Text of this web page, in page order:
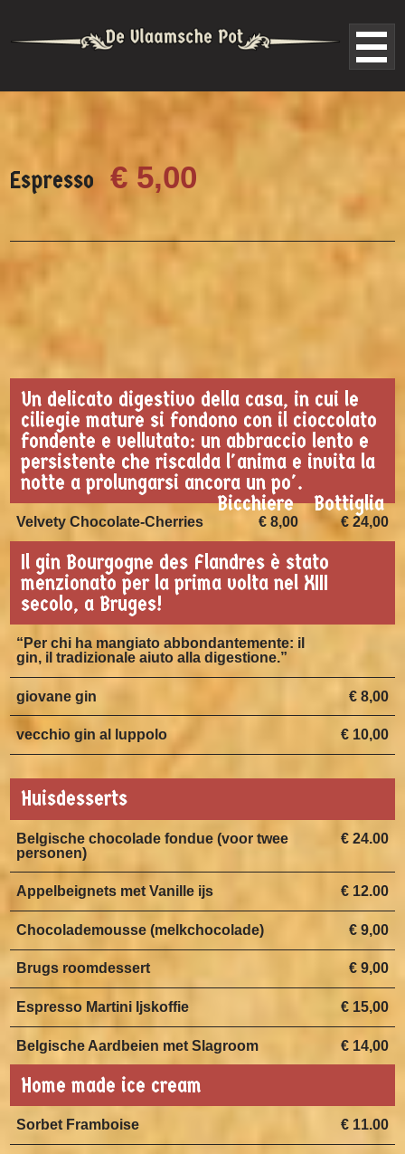
Espresso € 5,00
Un delicato digestivo della casa, in cui le
ciliegie mature si fondono con il cioccolato
fondente e vellutato: un abbraccio lento e
persistente che riscalda l'anima e invita la
notte a prolungarsi ancora un po'.
Bottiglia
Bicchiere
€ 24,00
€ 8,00
Velvety Chocolate-Cherries
Il gin Bourgogne des Flandres è stato
menzionato per la prima volta nel XIII
secolo, a Bruges!
“Per chi ha mangiato abbondantemente: il
gin, il tradizionale aiuto alla digestione.”
€ 8,00
giovane gin
€ 10,00
vecchio gin al luppolo
Huisdesserts
€ 24.00
Belgische chocolade fondue (voor twee
personen)
€ 12.00
Appelbeignets met Vanille ijs
€ 9,00
Chocolademousse (melkchocolade)
€ 9,00
Brugs roomdessert
€ 15,00
Espresso Martini Ijskoffie
€ 14,00
Belgische Aardbeien met Slagroom
Home made ice cream
€ 11.00
Sorbet Framboise